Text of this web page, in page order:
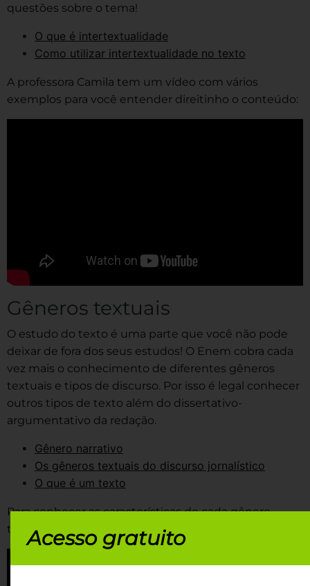
questões sobre o tema!
O que é intertextualidade
Como utilizar intertextualidade no texto
A professora Camila tem um vídeo com vários
exemplos para você entender direitinho o conteúdo:
Gêneros textuais
O estudo do texto é uma parte que você não pode
deixar de fora dos seus estudos! O Enem cobra cada
vez mais o conhecimento de diferentes gêneros
textuais e tipos de discurso. Por isso é legal conhecer
outros tipos de texto além do dissertativo-
argumentativo da redação.
Gênero narrativo
Os gêneros textuais do discurso jornalístico
O que é um texto
Para conhecer as características de cada gênero
textual, assista à aula da professora Mercedes:
Acesso gratuito